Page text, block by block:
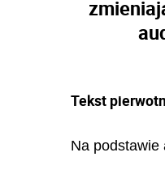
Tekst
Na podstawie